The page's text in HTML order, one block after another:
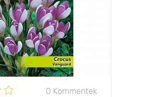
0 Kommentek